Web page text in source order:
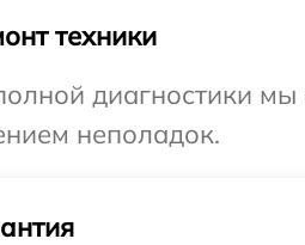
техники
диагностики
неполадок.